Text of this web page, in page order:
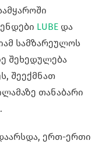
LUBE და
სამზარეულოს
შეხედულება
შეექმნათ
თანაბარი
ერთ-ერთი